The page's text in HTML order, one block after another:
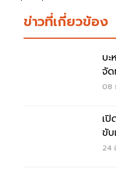
ข่าวที่เกี่ยวข้อง
บ
จั
08
เ
ขั
“
24